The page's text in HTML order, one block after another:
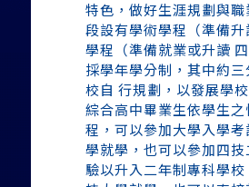
特色，做好生涯規劃與
段設有學術學程（準備
學程（準備就業或升讀
採學年學分制，其中約
校自 行規劃，以發展學校
綜合高中畢業生依學生
程，可以參加大學入學
學就學，也可以參加四
驗以升入二年制專科學